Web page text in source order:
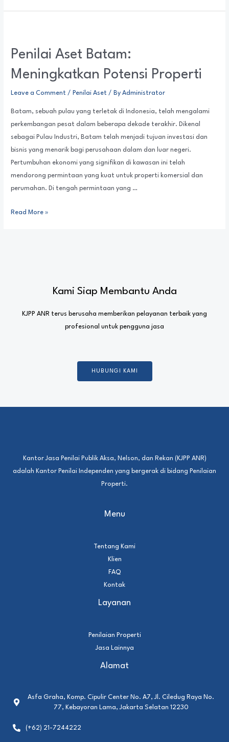
Penilai Aset Batam:
Meningkatkan Potensi Properti
Leave a Comment / Penilai Aset / ByAdministrator
Batam, sebuah pulau yang terletak di Indonesia, telah mengalami
perkembangan pesat dalam beberapa dekade terakhir. Dikenal
sebagai Pulau Industri, Batam telah menjadi tujuan investasi dan
bisnis yang menarik bagi perusahaan dalam dan luar negeri.
Pertumbuhan ekonomi yang signifikan di kawasan ini telah
mendorong permintaan yang kuat untuk properti komersial dan
perumahan. Di tengah permintaan yang …
Read More »
Kami Siap Membantu Anda
KJPP ANR terus berusaha memberikan pelayanan terbaik yang
profesional untuk pengguna jasa
HUBUNGI KAMI
Kantor Jasa Penilai Publik Aksa, Nelson, dan Rekan (KJPP ANR)
adalah Kantor Penilai Independen yang bergerak di bidang Penilaian
Properti.
Menu
Tentang Kami
Klien
FAQ
Kontak
Layanan
Penilaian Properti
Jasa Lainnya
Alamat
Asfa Graha, Komp. Cipulir Center No. A7, Jl. Ciledug Raya No.
77, Kebayoran Lama, Jakarta Selatan 12230
(+62) 21-7244222